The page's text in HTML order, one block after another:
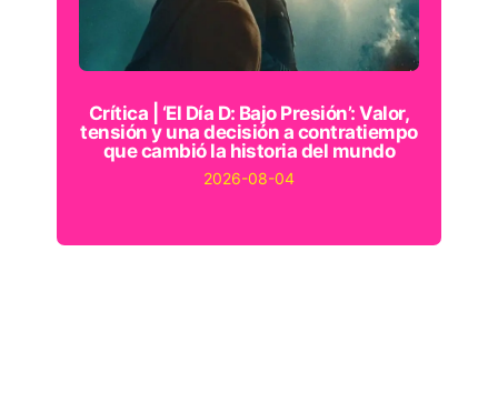
Crítica | ‘El Día D: Bajo Presión’: Valor,
tensión y una decisión a contratiempo
que cambió la historia del mundo
2026-08-04